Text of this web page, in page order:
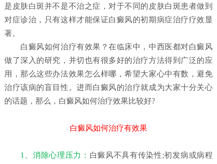
是皮肤白斑并不是不治之症，对于不同的皮肤白斑患者做到
对症诊治，只有这样才能保证白癜风的初期病症治疗疗效显
著。
白癜风如何治疗有效果？在临床中，中西医都对白癜风
做了深入的研究，并切也有很多好的治疗方法得到广泛的应
用，那么这些办法效果怎么样哪，希望大家心中有数，避免
治疗该病的盲目性。进而白癜风的治疗就成为大家十分关心
的话题，那么，白癜风如何治疗效果比较好?
白癜风如何治疗有效果
1、消除心理压力： 白癜风不具有传染性;初发病或病程